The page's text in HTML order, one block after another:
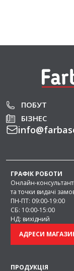
ПОБУТ
БІЗНЕС
info@
ПРОДУКЦІЯ
ГРАФІК РОБОТИ
Онлайн-
та точки видачі
ПН-ПТ: 09:00-19:00
СБ: 10:00-15:00
НД: вихідний
АДРЕСИ